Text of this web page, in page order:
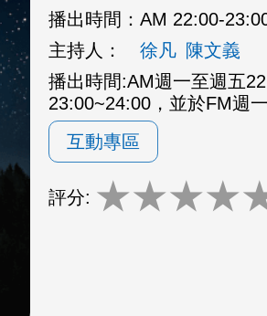
播出時間： AM 22:00-
主持人：
徐凡 陳文義
播出時間:AM週一至週五
23:00~24:00，並於FM週
互動專區
評分: ★★★★